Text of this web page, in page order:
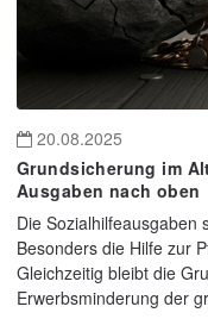
20.08.2025
Grundsicherung im
Ausgaben nach oben
Die Sozialhilfeausgaben
Besonders die Hilfe zur
Gleichzeitig bleibt die
Erwerbsminderung der